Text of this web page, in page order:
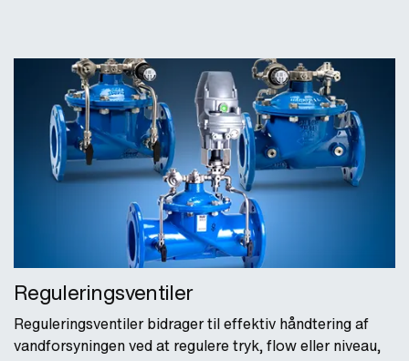
Reguleringsventiler
Reguleringsventiler bidrager til effektiv håndtering af
vandforsyningen ved at regulere tryk, flow eller niveau,